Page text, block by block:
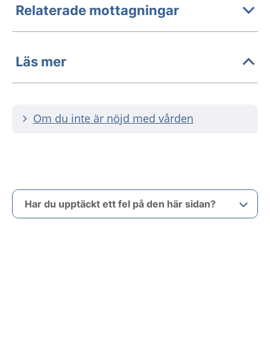
Relaterade mottagningar
Läs mer
Om du inte är nöjd med vården
Har du upptäckt ett fel på den här sidan?